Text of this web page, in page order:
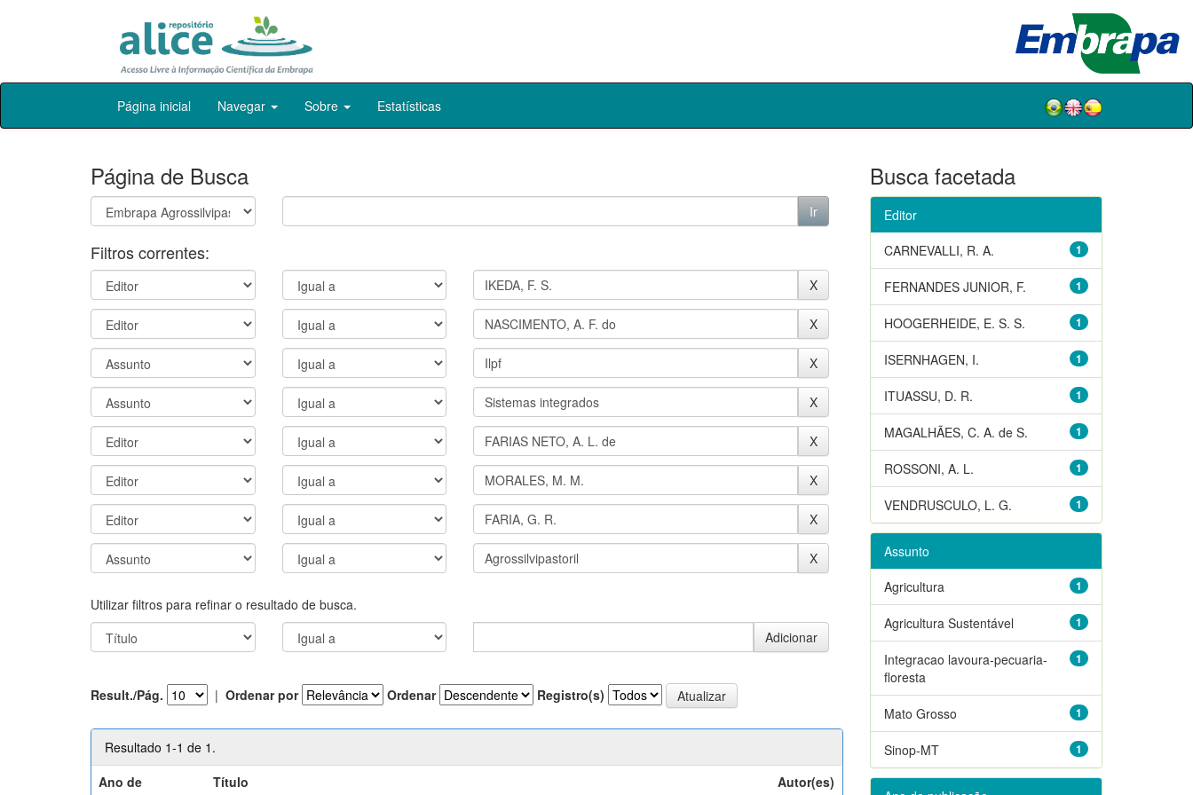
Skip
Página inicial Navegar Sobre Estatísticas
Página de Busca
Filtros correntes:
Utilizar filtros para refinar o resultado de busca.
Result./Pág. | Ordenar por Ordenar Registro(s)
Resultado 1-1 de 1.
Ano de
Título Autor(es)
Busca facetada
Editor
1
CARNEVALLI, R. A.
1
FERNANDES JUNIOR, F.
1
HOOGERHEIDE, E. S. S.
1
ISERNHAGEN, I.
1
ITUASSU, D. R.
1
MAGALHÃES, C. A. de S.
1
ROSSONI, A. L.
1
VENDRUSCULO, L. G.
Assunto
1
Agricultura
1
Agricultura Sustentável
1
Integracao lavoura-pecuaria-
floresta
1
Mato Grosso
1
Sinop-MT